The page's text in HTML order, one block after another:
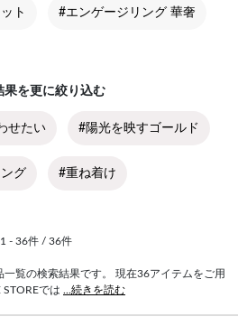
ト #エンゲージリング 華奢
果を更に絞り込む
せたい #陽光を映すゴールド
グ #重ね着け
1 - 36件 / 36件
覧の検索結果です。 現在36アイテムをご用
では ...続きを読む